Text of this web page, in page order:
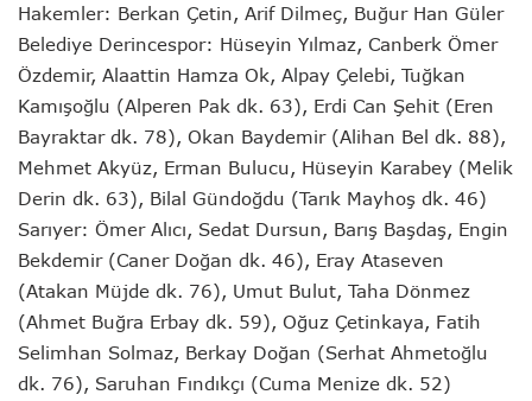
Hakemler: Berkan Çetin, Arif Dilmeç, Buğur Han Güler
Belediye Derincespor: Hüseyin Yılmaz, Canberk Ömer
Özdemir, Alaattin Hamza Ok, Alpay Çelebi, Tuğkan
Kamışoğlu (Alperen Pak dk. 63), Erdi Can Şehit (Eren
Bayraktar dk. 78), Okan Baydemir (Alihan Bel dk. 88),
Mehmet Akyüz, Erman Bulucu, Hüseyin Karabey (Melik
Derin dk. 63), Bilal Gündoğdu (Tarık Mayhoş dk. 46)
Sarıyer: Ömer Alıcı, Sedat Dursun, Barış Başdaş, Engin
Bekdemir (Caner Doğan dk. 46), Eray Ataseven
(Atakan Müjde dk. 76), Umut Bulut, Taha Dönmez
(Ahmet Buğra Erbay dk. 59), Oğuz Çetinkaya, Fatih
Selimhan Solmaz, Berkay Doğan (Serhat Ahmetoğlu
dk. 76), Saruhan Fındıkçı (Cuma Menize dk. 52)